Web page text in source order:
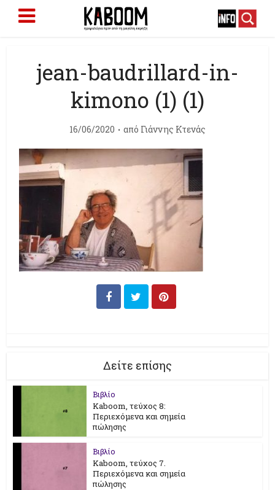
jean-baudrillard-in-
kimono (1) (1)
16/06/2020 από Γιάννης Κτενάς
Δείτε επίσης
Βιβλίο
Kaboom, τεύχος 8:
Περιεχόμενα και σημεία
πώλησης
Βιβλίο
Kaboom, τεύχος 7.
Περιεχόμενα και σημεία
πώλησης